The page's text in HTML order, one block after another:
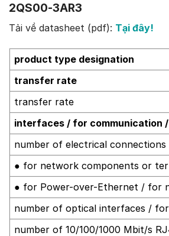
2QS00-3AR3
Tải về datasheet (pdf): Tại đây!
product type designation
transfer rate
transfer rate
interfaces / for communication
number of electrical connections
● for network components or
● for Power-over-Ethernet / for
number of optical interfaces /
number of 10/100/1000 Mbit/s